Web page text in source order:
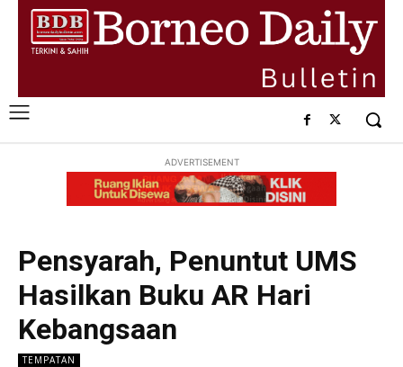
ADVERTISEMENT
Pensyarah, Penuntut UMS
Hasilkan Buku AR Hari
Kebangsaan
TEMPATAN